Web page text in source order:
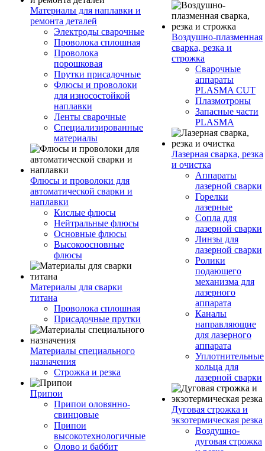
Материалы для наплавки и
ремонта деталей
Электроды сварочные
Проволока сплошная
Проволока
порошковая
Прутки присадочные
Флюсы и проволоки
для износостойкой
наплавки
Ленты сварочные
Специализированные
материалы
Флюсы и проволоки для
автоматической сварки и
наплавки
Кислые флюсы
Нейтральные флюсы
Основные флюсы
Высокоосновные
флюсы
Материалы для сварки
титана
Проволока сплошная
Присадочные прутки
Материалы специального
назначения
Строжка и резка
Припои
Припои оловянно-
свинцовые
Припои
высокотехнологичные
Олово и баббит
Воздушно-плазменная
сварка, резка и
строжка
Сварочные
аппараты
PLASMA CUT
Плазмотроны
Запасные части
PLASMA
Лазерная сварка, резка
и очистка
Аппараты
лазерной сварки
Горелки
лазерные
Сопла для
лазерной сварки
Линзы для
лазерной сварки
Ролики
подающего
механизма для
лазерного
аппарата
Каналы
направляющие
для лазерного
аппарата
Уплотнительные
кольца для
лазерной сварки
Дуговая строжка и
экзотермическая резка
Воздушно-
дуговая строжка